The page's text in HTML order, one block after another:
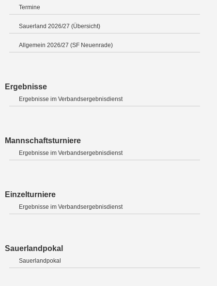
Termine
Sauerland 2026/27 (Übersicht)
Allgemein 2026/27 (SF Neuenrade)
Ergebnisse
Ergebnisse im Verbandsergebnisdienst
Mannschaftsturniere
Ergebnisse im Verbandsergebnisdienst
Einzelturniere
Ergebnisse im Verbandsergebnisdienst
Sauerlandpokal
Sauerlandpokal